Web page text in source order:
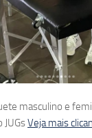
masculino e
JUGsVeja mais